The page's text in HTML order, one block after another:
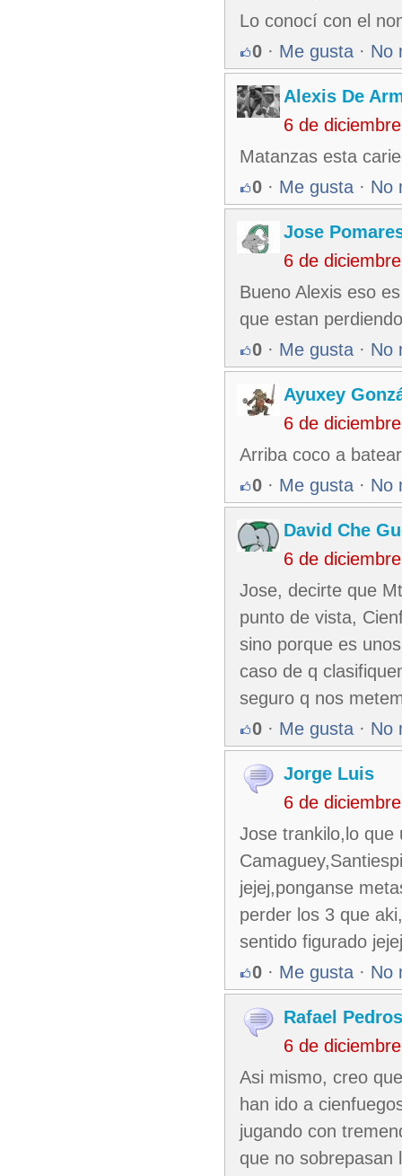
Lo conocí con el
0 · Me gusta · No
Alexis De
6 de
Matanzas esta
0 · Me gusta · No
Jose
6 de
Bueno Alexis eso
que estan perdiendo
0 · Me gusta · No
Ayuxey
6 de
Arriba coco a batear
0 · Me gusta · No
David Che
6 de
Jose, decirte que
punto de vista,
sino porque es
caso de q
seguro q nos
0 · Me gusta · No
Jorge Luis
6 de
Jose trankilo,lo que
jejej,ponganse
perder los 3 que
sentido figurado
0 · Me gusta · No
Rafael
6 de
Asi mismo, creo
han ido a
jugando con
que no sobrepasan